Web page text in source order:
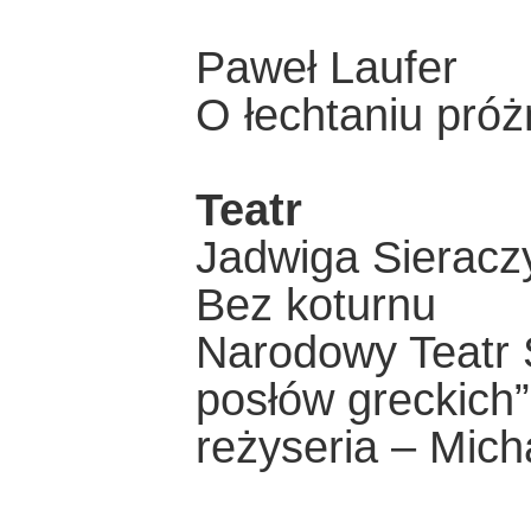
Paweł Laufer
O łechtaniu
Teatr
Jadwiga
Bez koturnu
Narodowy Teatr
posłów
reżyseria –